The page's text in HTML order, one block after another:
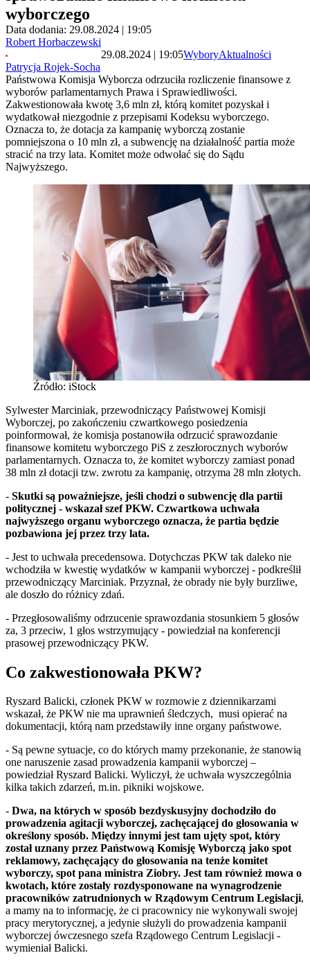
wyborczego
Data dodania: 29.08.2024 | 19:05
Robert Horbaczewski
Patrycja Rojek-Socha
29.08.2024 | 19:05WyboryAktualności
Państwowa Komisja Wyborcza odrzuciła rozliczenie finansowe z
wyborów parlamentarnych Prawa i Sprawiedliwości.
Zakwestionowała kwotę 3,6 mln zł, którą komitet pozyskał i
wydatkował niezgodnie z przepisami Kodeksu wyborczego.
Oznacza to, że dotacja za kampanię wyborczą zostanie
pomniejszona o 10 mln zł, a subwencję na działalność partia może
stracić na trzy lata. Komitet może odwołać się do Sądu
Najwyższego.
Źródło: iStock
Sylwester Marciniak, przewodniczący Państwowej Komisji
Wyborczej, po zakończeniu czwartkowego posiedzenia
poinformował, że komisja postanowiła odrzucić sprawozdanie
finansowe komitetu wyborczego PiS z zeszłorocznych wyborów
parlamentarnych. Oznacza to, że komitet wyborczy zamiast ponad
38 mln zł dotacji tzw. zwrotu za kampanię, otrzyma 28 mln złotych.
- Skutki są poważniejsze, jeśli chodzi o subwencję dla partii
politycznej - wskazał szef PKW. Czwartkowa uchwała
najwyższego organu wyborczego oznacza, że partia będzie
pozbawiona jej przez trzy lata.
- Jest to uchwała precedensowa. Dotychczas PKW tak daleko nie
wchodziła w kwestię wydatków w kampanii wyborczej - podkreślił
przewodniczący Marciniak. Przyznał, że obrady nie były burzliwe,
ale doszło do różnicy zdań.
- Przegłosowaliśmy odrzucenie sprawozdania stosunkiem 5 głosów
za, 3 przeciw, 1 głos wstrzymujący - powiedział na konferencji
prasowej przewodniczący PKW.
Co zakwestionowała PKW?
Ryszard Balicki, członek PKW w rozmowie z dziennikarzami
wskazał, że PKW nie ma uprawnień śledczych, musi opierać na
dokumentacji, którą nam przedstawiły inne organy państwowe.
- Są pewne sytuacje, co do których mamy przekonanie, że stanowią
one naruszenie zasad prowadzenia kampanii wyborczej –
powiedział Ryszard Balicki. Wyliczył, że uchwała wyszczególnia
kilka takich zdarzeń, m.in. pikniki wojskowe.
- Dwa, na których w sposób bezdyskusyjny dochodziło do
prowadzenia agitacji wyborczej, zachęcającej do głosowania w
określony sposób. Między innymi jest tam ujęty spot, który
został uznany przez Państwową Komisję Wyborczą jako spot
reklamowy, zachęcający do głosowania na tenże komitet
wyborczy, spot pana ministra Ziobry. Jest tam również mowa o
kwotach, które zostały rozdysponowane na wynagrodzenie
pracowników zatrudnionych w Rządowym Centrum Legislacji,
a mamy na to informację, że ci pracownicy nie wykonywali swojej
pracy merytorycznej, a jedynie służyli do prowadzenia kampanii
wyborczej ówczesnego szefa Rządowego Centrum Legislacji -
wymieniał Balicki.